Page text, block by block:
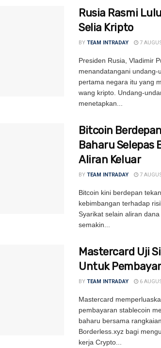
Rusia Rasmi
Selia Kripto
BY TEAM INTRADAY 7
Presiden Rusia, Vladimir
menandatangani undang-
pertama negara itu yang
wang kripto. Undang-
menetapkan...
Bitcoin
Baharu Selepas
Aliran Keluar
BY TEAM INTRADAY 7
Bitcoin kini berdepan
kebimbangan terhadap
Syarikat selain aliran
semakin...
Mastercard Uji
Untuk
BY TEAM INTRADAY 6
Mastercard
pembayaran stablecoin
baharu bersama
Borderless.xyz bagi
kerja Crypto...